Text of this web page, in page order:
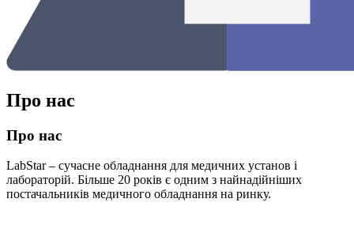
Про нас
Про нас
LabStar – сучасне обладнання для медичних установ і
лабораторій. Більше 20 років є одним з найнадійніших
постачальників медичного обладнання на ринку.